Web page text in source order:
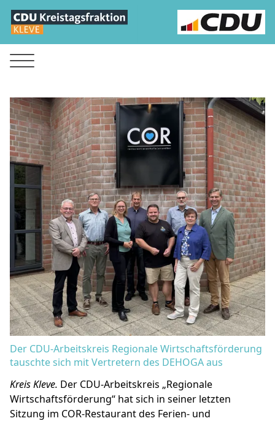
Der CDU-Arbeitskreis Regionale Wirtschaftsförderung
tauschte sich mit Vertretern des DEHOGA aus
Kreis Kleve. Der CDU-Arbeitskreis „Regionale
Wirtschaftsförderung“ hat sich in seiner letzten
Sitzung im COR-Restaurant des Ferien- und